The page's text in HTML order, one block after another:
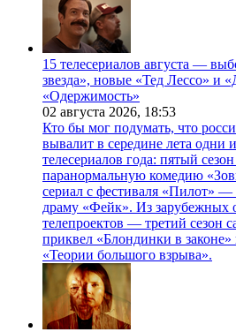
15 телесериалов августа —
звезда», новые «Тед Лессо» и
«Одержимость»
02 августа 2026, 18:53
Кто бы мог подумать, что
вывалит в середине лета одни
телесериалов года: пятый
паранормальную комедию
сериал с фестиваля «Пилот»
драму «Фейк». Из зарубежных
телепроектов — третий сезон
приквел «Блондинки в
«Теории большого взрыва».